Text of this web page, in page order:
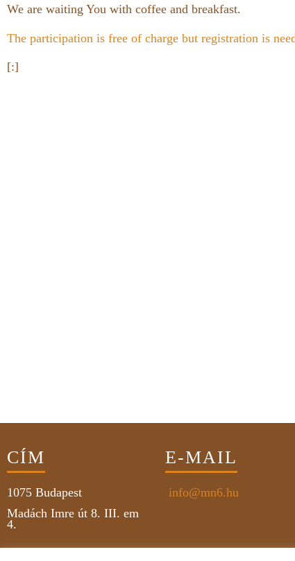
We are waiting You with coffee and breakfast.
The participation is free of charge but registration is
[:]
CÍM
1075 Budapest
Madách Imre út 8. III. em
4.
E-MAIL
info@mn6.hu